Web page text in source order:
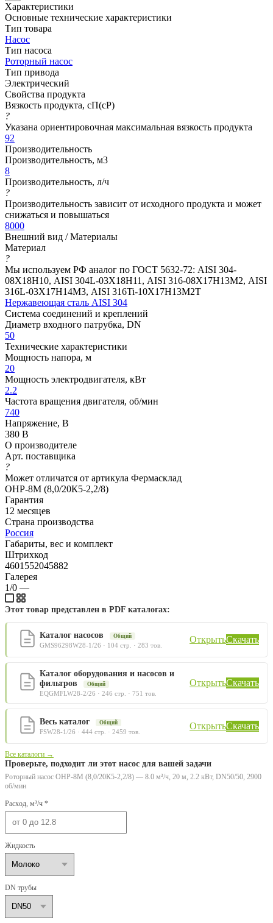
Характеристики
Основные технические характеристики
Тип товара
Насос
Тип насоса
Роторный насос
Тип привода
Электрический
Свойства продукта
Вязкость продукта, сП(cP)
?
Указана ориентировочная максимальная вязкость продукта
92
Производительность
Производительность, м3
8
Производительность, л/ч
?
Производительность зависит от исходного продукта и может
снижаться и повышаться
8000
Внешний вид / Материалы
Материал
?
Мы используем РФ аналог по ГОСТ 5632-72: AISI 304-
08Х18Н10, AISI 304L-03Х18Н11, AISI 316-08Х17Н13М2, AISI
316L-03Х17Н14М3, AISI 316Ti-10Х17Н13М2Т
Нержавеющая сталь AISI 304
Система соединений и креплений
Диаметр входного патрубка, DN
50
Технические характеристики
Мощность напора, м
20
Мощность электродвигателя, кВт
2.2
Частота вращения двигателя, об/мин
740
Напряжение, В
380 В
О производителе
Арт. поставщика
?
Может отличатся от артикула Фермасклад
ОНР-8М (8,0/20К5-2,2/8)
Гарантия
12 месяцев
Страна производства
Россия
Габариты, вес и комплект
Штрихкод
4601552045882
Галерея
1/0 —
Этот товар представлен в PDF каталогах:
Каталог насосов Общий
GMS96298W28-1/26 · 104 стр. · 283 тов.
ОткрытьСкачать
Каталог оборудования и насосов и
фильтров
Общий
EQGMFLW28-2/26 · 246 стр. · 751 тов.
ОткрытьСкачать
Весь каталог Общий
FSW28-1/26 · 444 стр. · 2459 тов.
ОткрытьСкачать
Все каталоги →
Проверьте, подходит ли этот насос для вашей задачи
Роторный насос ОНР-8М (8,0/20К5-2,2/8) — 8.0 м³/ч, 20 м, 2.2 кВт, DN50/50, 2900
об/мин
Расход, м³/ч *
Жидкость
DN трубы